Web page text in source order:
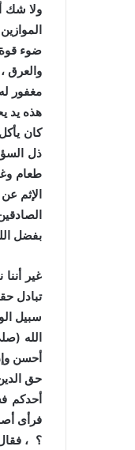
ولا شك
ضوء قوة
والعرق
مغفور
هذه يد
كان
ذل
طعام
الإثم
بفضل
غير
تبادل
سبيل
الله (
أحسن
حق
أحدكم
فرأى
؟ ،